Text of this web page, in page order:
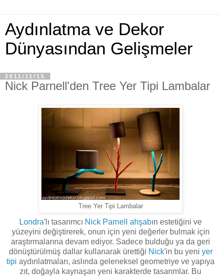
Aydınlatma ve Dekor
Dünyasından Gelişmeler
2011/11/15
Nick Parnell'den Tree Yer Tipi Lambalar
Tree Yer Tipi Lambalar
Londra'lı tasarımcı Nick Parnell ahşabın estetiğini ve
yüzeyini değiştirerek, onun için yeni değerler bulmak için
araştırmalarına devam ediyor. Sadece bulduğu ya da geri
dönüştürülmüş dallar kullanarak ürettiği Nick'in bu yeni yer
tipi aydınlatmaları, aslında geleneksel geometriye ve yapıya
zıt, doğayla kaynaşan yeni karakterde tasarımlar. Bu